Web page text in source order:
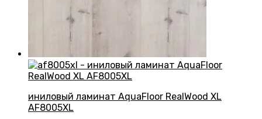
иниловый ламинат AquaFloor RealWood XL
AF8005XL